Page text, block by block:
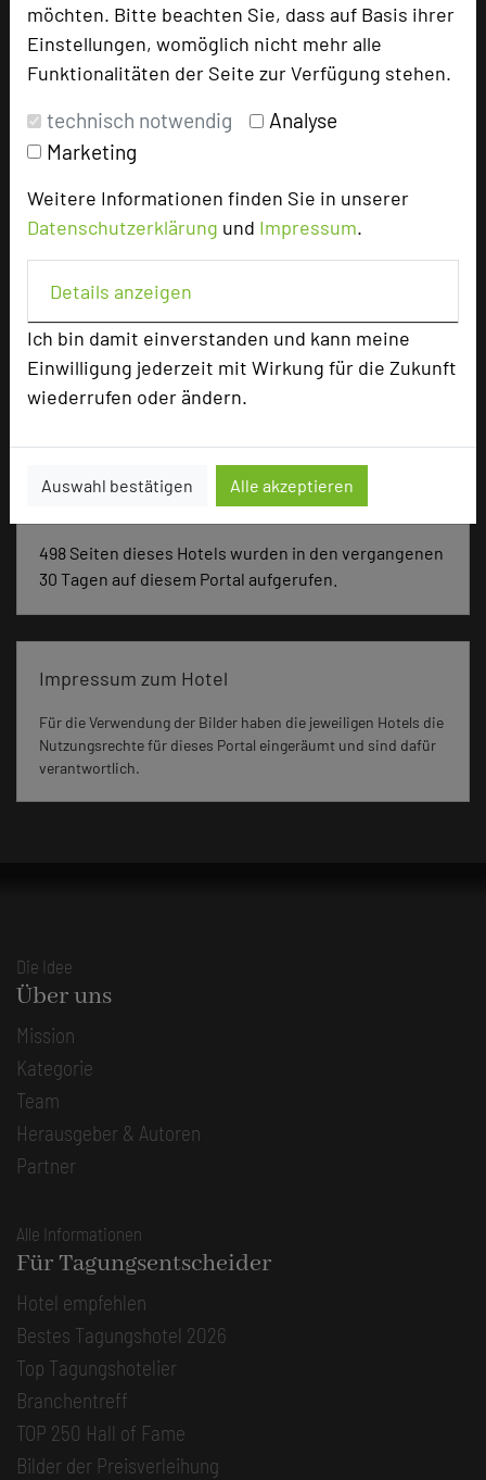
möchten. Bitte beachten Sie, dass auf Basis ihrer
Einstellungen, womöglich nicht mehr alle
Funktionalitäten der Seite zur Verfügung stehen.
technisch notwendig
Analyse
Marketing
Weitere Informationen finden Sie in unserer
Datenschutzerklärung und Impressum.
Details anzeigen
Ich bin damit einverstanden und kann meine
Einwilligung jederzeit mit Wirkung für die Zukunft
wiederrufen oder ändern.
Auswahl bestätigen Alle akzeptieren
Parlamentarisch
65
Reihenbestuhlung
Tagungsräume
10
Ausstellungsfläche
Ausstellungsfläche In unserem Kreuzgang vor den
Ihre Ausstellungen
Einzelzimmer
Besonders geeignet für
Seminar, Konferenz, Klausur, Event
498 Seiten dieses Hotels wurden in den vergangenen
30 Tagen auf diesem Portal aufgerufen.
Impressum zum Hotel
Für die Verwendung der Bilder haben die jeweiligen Hotels die
Nutzungsrechte für dieses Portal eingeräumt und sind dafür
verantwortlich.
Die Idee
Über uns
Mission
Kategorie
Team
Herausgeber & Autoren
Partner
Alle Informationen
Für Tagungsentscheider
Hotel empfehlen
Bestes Tagungshotel 2026
Top Tagungshotelier
Branchentreff
TOP 250 Hall of Fame
Bilder der Preisverleihung